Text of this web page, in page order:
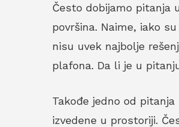
Često dobijamo pitanja
površina. Naime, iako
nisu uvek najbolje
plafona. Da li je u
Takođe jedno od
izvedene u prostoriji.